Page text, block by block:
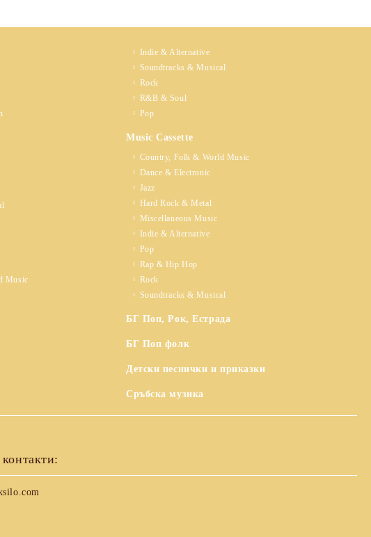
Music
Indie & Alternative
Soundtracks & Musical
Rock
R&B & Soul
Pop
Music Cassette
Country, Folk & World Music
Dance & Electronic
Jazz
Hard Rock & Metal
Miscellaneous Music
Indie & Alternative
Pop
Rap & Hip Hop
Rock
Soundtracks & Musical
БГ Поп, Рок, Естрада
БГ Поп фолк
Детски песнички и приказки
Сръбска музика